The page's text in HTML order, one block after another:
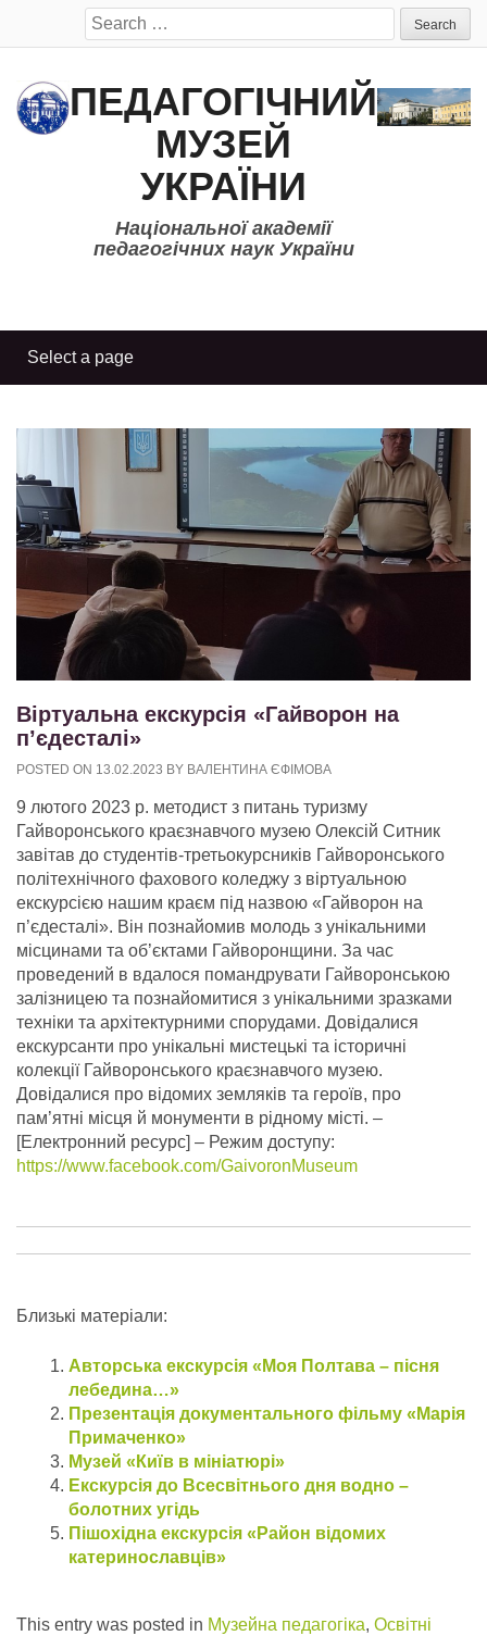
Search
for:
ПЕДАГОГІЧНИЙ
МУЗЕЙ
УКРАЇНИ
Національної академії
педагогічних наук України
Віртуальна екскурсія «Гайворон на
п’єдесталі»
POSTED ON 13.02.2023 BY ВАЛЕНТИНА ЄФІМОВА
9 лютого 2023 р. методист з питань туризму
Гайворонського краєзнавчого музею Олексій Ситник
завітав до студентів-третьокурсників Гайворонського
політехнічного фахового коледжу з віртуальною
екскурсією нашим краєм під назвою «Гайворон на
п’єдесталі». Він познайомив молодь з унікальними
місцинами та об’єктами Гайворонщини. За час
проведений в вдалося помандрувати Гайворонською
залізницею та познайомитися з унікальними зразками
техніки та архітектурними спорудами. Довідалися
екскурсанти про унікальні мистецькі та історичні
колекції Гайворонського краєзнавчого музею.
Довідалися про відомих земляків та героїв, про
пам’ятні місця й монументи в рідному місті. –
[Електронний ресурс] – Режим доступу:
https://www.facebook.com/GaivoronMuseum
Близькі матеріали:
Авторська екскурсія «Моя Полтава – пісня
лебедина…»
Презентація документального фільму «Марія
Примаченко»
Музей «Київ в мініатюрі»
Екскурсія до Всесвітнього дня водно –
болотних угідь
Пішохідна екскурсія «Район відомих
катеринославців»
This entry was posted in Музейна педагогіка, Освітні